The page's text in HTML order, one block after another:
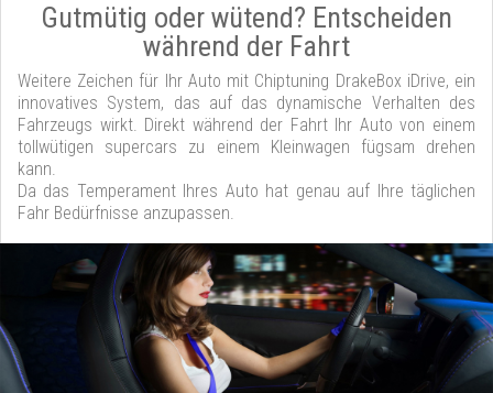
Gutmütig oder wütend? Entscheiden
während der Fahrt
Weitere Zeichen für Ihr Auto mit Chiptuning DrakeBox iDrive, ein
innovatives System, das auf das dynamische Verhalten des
Fahrzeugs wirkt. Direkt während der Fahrt Ihr Auto von einem
tollwütigen supercars zu einem Kleinwagen fügsam drehen
kann.
Da das Temperament Ihres Auto hat genau auf Ihre täglichen
Fahr Bedürfnisse anzupassen.